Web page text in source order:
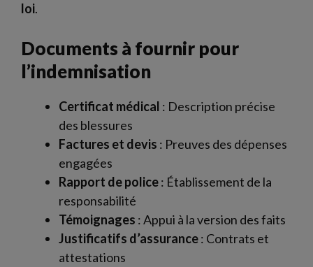
loi.
Documents à fournir pour
l’indemnisation
Certificat médical : Description précise
des blessures
Factures et devis : Preuves des dépenses
engagées
Rapport de police: Établissement de la
responsabilité
Témoignages : Appui à la version des faits
Justificatifs d’assurance: Contrats et
attestations